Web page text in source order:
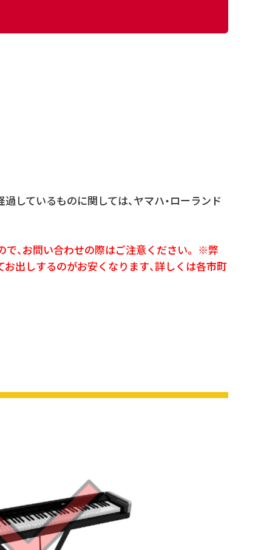
しているものに関しては、ヤマハ・ローランド
で、お問い合わせの際はご注意ください。 ※弊
出しするのがお安くなります、詳しくは各市町